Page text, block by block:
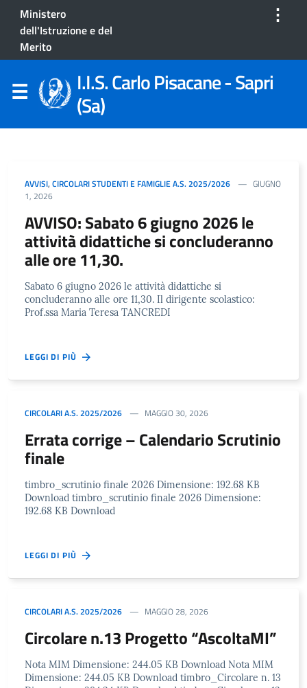
Ministero
dell'Istruzione e del
Merito
⋮
I.I.S. Carlo Pisacane - Sapri
(Sa)
AVVISI, CIRCOLARI STUDENTI E FAMIGLIE A.S. 2025/2026
GIUGNO
1, 2026
AVVISO: Sabato 6 giugno 2026 le
attività didattiche si concluderanno
alle ore 11,30.
Sabato 6 giugno 2026 le attività didattiche si
concluderanno alle ore 11,30. Il dirigente scolastico:
Prof.ssa Maria Teresa TANCREDI
LEGGI DI PIÙ
CIRCOLARI A.S. 2025/2026 MAGGIO 30, 2026
Errata corrige – Calendario Scrutinio
finale
timbro_scrutinio finale 2026 Dimensione: 192.68 KB
Download timbro_scrutinio finale 2026 Dimensione:
192.68 KB Download
LEGGI DI PIÙ
CIRCOLARI A.S. 2025/2026 MAGGIO 28, 2026
Circolare n.13 Progetto “AscoltaMI”
Nota MIM Dimensione: 244.05 KB Download Nota MIM
Dimensione: 244.05 KB Download timbro_Circolare n. 13